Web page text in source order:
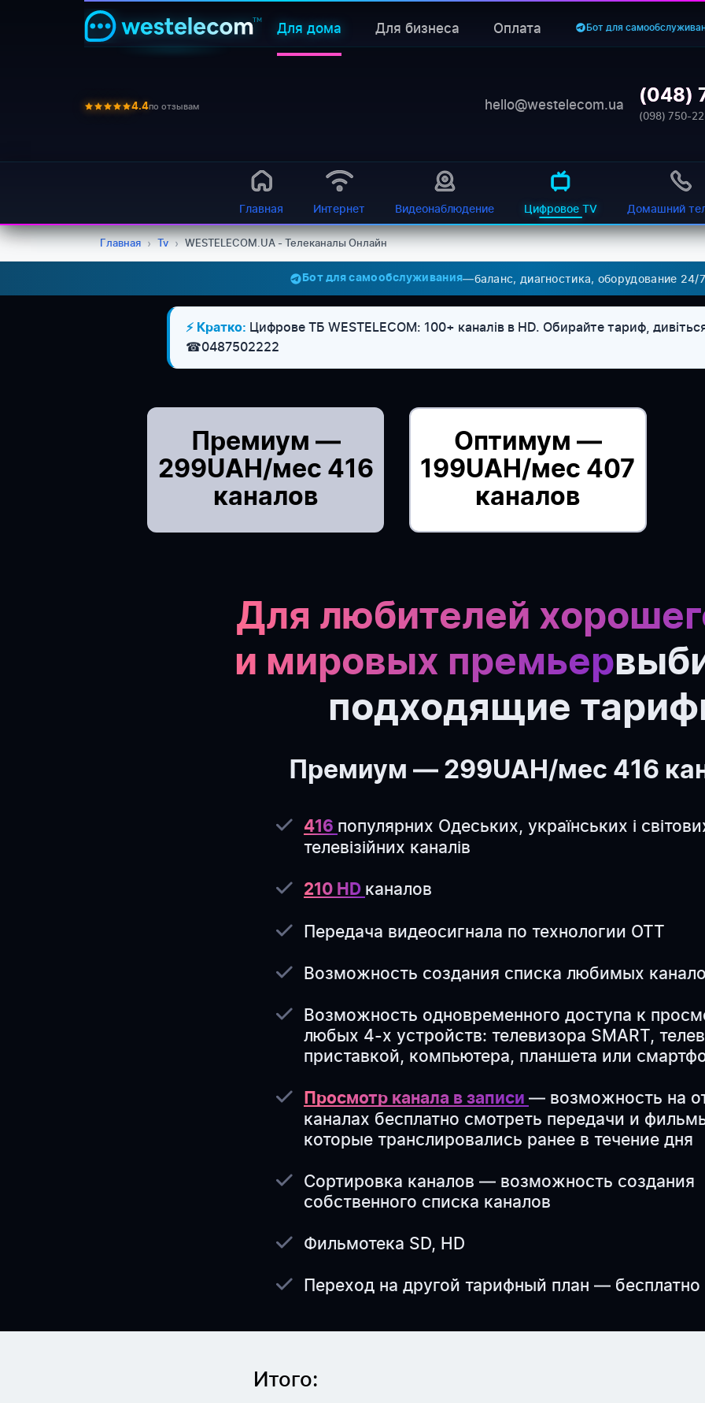
Для дома Для бизнеса Оплата Бот для
4.4по отзывам hello@westelecom.ua (048)
(098) 750-
Главная Интернет Видеонаблюдение Цифровое TV Домашний
Главная › Tv › WESTELECOM.UA - Телеканалы Онлайн
Бот для самообслуживания—баланс, диагностика, оборудование 24/7
⚡ Кратко: Цифрове ТБ WESTELECOM: 100+ каналів в HD. Обирайте тариф,
☎0487502222
Премиум —
299UAH/мес 416
каналов
Оптимум —
199UAH/мес 407
каналов
Для любителей
и мировых премьер
подходящие
Премиум — 299UAH/мес 416
416 популярних Одеських, українських і
телевізійних каналів
210 HD каналов
Передача видеосигнала по технологии ОТТ
Возможность создания списка любимых
Возможность одновременного доступа к
любых 4-х устройств: телевизора SMART,
приставкой, компьютера, планшета или
Просмотр канала в записи — возможность на
каналах бесплатно смотреть передачи и
которые транслировались ранее в течение дня
Сортировка каналов — возможность создания
собственного списка каналов
Фильмотека SD, HD
Переход на другой тарифный план — бесплатно
Итого: